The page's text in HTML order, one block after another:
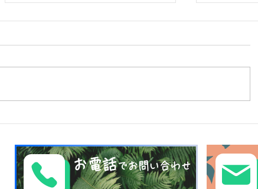
パナリ島シュノーケリング
お電話でお問い合わせ